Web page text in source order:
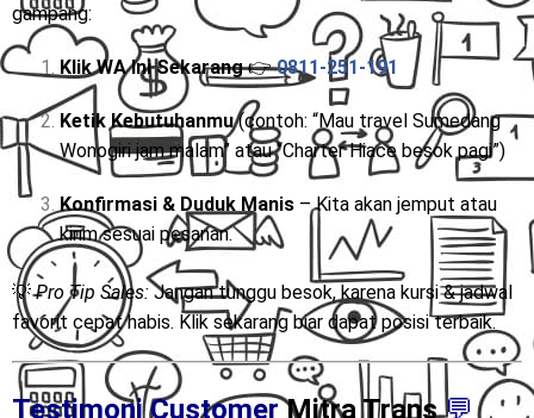
gampang:
Klik WA Ini Sekarang👉0811-251-191
Ketik Kebutuhanmu(contoh: “Mau travel Sumedang
Wonogiri jam malam” atau “Charter Hiace besok pagi”)
Konfirmasi & Duduk Manis – Kita akan jemput atau
kirim sesuai pesanan.
💡Pro Tip Sales:Jangan tunggu besok, karena kursi & jadwal
favorit cepat habis. Klik sekarang biar dapat posisi terbaik.
Testimoni CustomerMitra Trans💬